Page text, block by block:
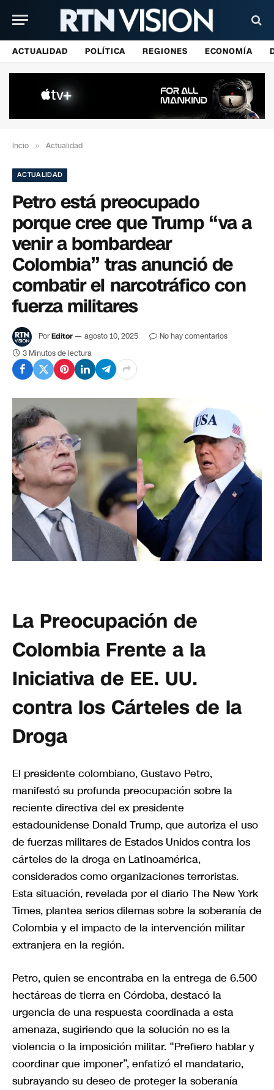
ACTUALIDAD POLÍTICA REGIONES ECONOMÍA
Incio » Actualidad
ACTUALIDAD
Petro está preocupado
porque cree que Trump “va a
venir a bombardear
Colombia” tras anunció de
combatir el narcotráfico con
fuerza militares
PorEditor agosto 10, 2025
No hay comentarios
3 Minutos de lectura
La Preocupación de
Colombia Frente a la
Iniciativa de EE. UU.
contra los Cárteles de la
Droga
El presidente colombiano, Gustavo Petro,
manifestó su profunda preocupación sobre la
reciente directiva del ex presidente
estadounidense Donald Trump, que autoriza el uso
de fuerzas militares de Estados Unidos contra los
cárteles de la droga en Latinoamérica,
considerados como organizaciones terroristas.
Esta situación, revelada por el diario The New York
Times, plantea serios dilemas sobre la soberanía de
Colombia y el impacto de la intervención militar
extranjera en la región.
Petro, quien se encontraba en la entrega de 6.500
hectáreas de tierra en Córdoba, destacó la
urgencia de una respuesta coordinada a esta
amenaza, sugiriendo que la solución no es la
violencia o la imposición militar. “Prefiero hablar y
coordinar que imponer”, enfatizó el mandatario,
subrayando su deseo de proteger la soberanía